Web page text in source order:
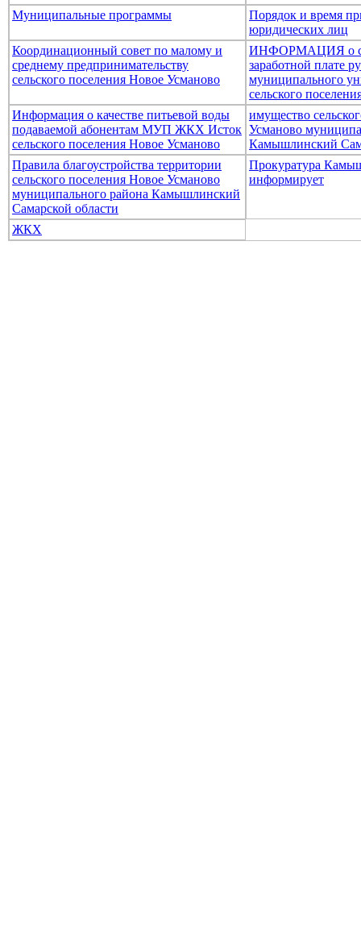
Муниципальные программы
Порядок и время
юридических лиц
Координационный совет по малому и
среднему предпринимательству
сельского поселения Новое Усманово
ИНФОРМАЦИЯ о
заработной плате
муниципального
сельского
Информация о качестве питьевой воды
подаваемой абонентам МУП ЖКХ Исток
сельского поселения Новое Усманово
имущество
Усманово
Камышлинский
Правила благоустройства территории
сельского поселения Новое Усманово
муниципального района Камышлинский
Самарской области
Прокуратура
информирует
ЖКХ